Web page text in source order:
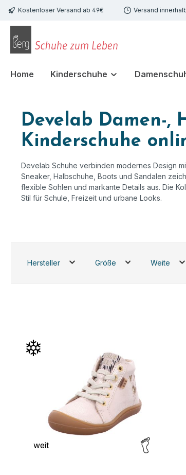
Hauptinhalt springen
Zur Suche springen
Zur Hauptnavigation springen
Kostenloser Versand ab 49€ Versand
Home Kinderschuhe
Develab Damen-,
Kinderschuhe
Develab Schuhe verbinden modernes Design
Sneaker, Halbschuhe, Boots und Sandalen
flexible Sohlen und markante Details aus. Die
Stil für Schule, Freizeit und urbane Looks.
Hersteller Größe Weite
weit